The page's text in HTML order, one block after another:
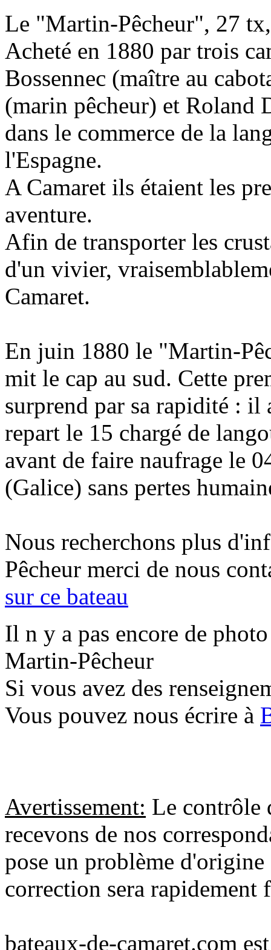
Le "Martin-Pêcheur", 27
Acheté en 1880 par trois
Bossennec (maître au
(marin pêcheur) et Roland
dans le commerce de la
l'Espagne.
A Camaret ils étaient les
aventure.
Afin de transporter les
d'un vivier,
Camaret.
En juin 1880 le "Martin-
mit le cap au sud. Cette
surprend par sa rapidité :
repart le 15 chargé de
avant de faire naufrage le
(Galice) sans pertes
Nous recherchons plus
Pêcheur merci de nous
sur ce bateau
Il n y a pas encore de
Martin-Pêcheur
Si vous avez des
Vous pouvez nous écrire à
Avertissement: Le contrôle
recevons de nos
pose un problème
correction sera rapidement
bateaux-de-camaret.com